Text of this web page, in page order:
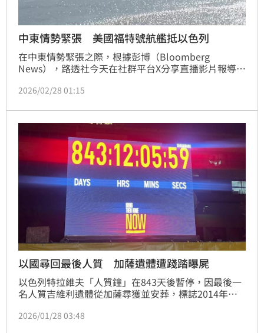
中東情勢緊張 美國福特號航艦抵以色列
在中東情勢緊張之際，根據彭博（Bloomberg
News），路透社今天在社群平台X分享直播影片報導，
2026/02/28 01:15
以國尋回最後人質 加薩遺體遭踐踏曝屍
以色列特拉維夫「人質鐘」在843天後暫停，因最後一
名人質吉維利遺體從加薩尋獲並安葬，標誌2014年來
發動軍事行動，摧毀逾200個巴勒斯坦墳墓，四名平民
2026/01/28 03:48